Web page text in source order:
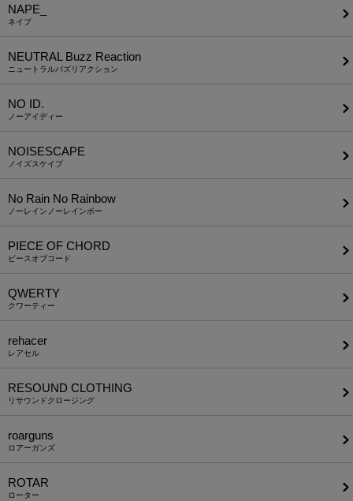
NAPE_
ネイプ
NEUTRAL Buzz Reaction
ニュートラルバズリアクション
NO ID.
ノーアイディー
NOISESCAPE
ノイズスケイプ
No Rain No Rainbow
ノーレインノーレインボー
PIECE OF CHORD
ピースオブコード
QWERTY
クワーティー
rehacer
レアセル
RESOUND CLOTHING
リサウンドクロージング
roarguns
ロアーガンズ
ROTAR
ローター